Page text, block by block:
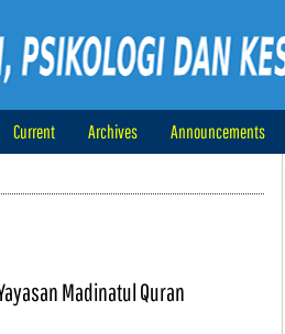
Current Archives Announcements
Madinatul Quran